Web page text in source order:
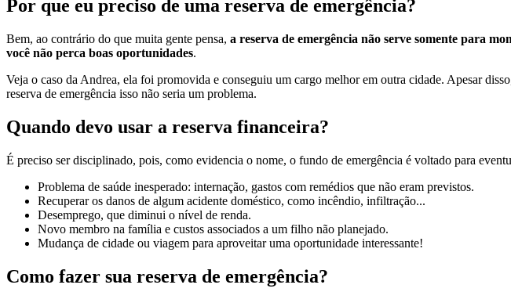
Por que eu preciso de uma reserva de emergência?
Bem, ao contrário do que muita gente pensa, a reserva de emergência não serve somente para
você não perca boas oportunidades.
Veja o caso da Andrea, ela foi promovida e conseguiu um cargo melhor em outra cidade. Apesar
reserva de emergência isso não seria um problema.
Quando devo usar a reserva financeira?
É preciso ser disciplinado, pois, como evidencia o nome, o fundo de emergência é voltado para
Problema de saúde inesperado: internação, gastos com remédios que não eram previstos.
Recuperar os danos de algum acidente doméstico, como incêndio, infiltração...
Desemprego, que diminui o nível de renda.
Novo membro na família e custos associados a um filho não planejado.
Mudança de cidade ou viagem para aproveitar uma oportunidade interessante!
Como fazer sua reserva de emergência?